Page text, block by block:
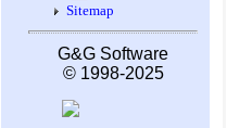
Sitemap
G&G Software
© 1998-2025